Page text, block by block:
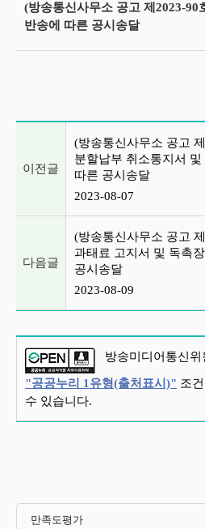
(방송통신사무소 공고 제2023-90
반송에 따른 공시송달
이전글
(방송통신사무소 공고
분할납부 취소통지서 및
따른 공시송달
2023-08-07
다음글
(방송통신사무소 공고
과태료 고지서 및 독촉
공시송달
2023-08-09
방송미디어통신위
"공공누리 1유형(출처표시)" 조
수 있습니다.
만족도평가